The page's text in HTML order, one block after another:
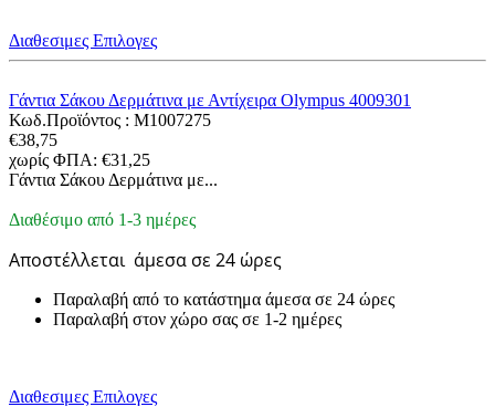
Διαθεσιμες Επιλογες
Γάντια Σάκου Δερμάτινα με Αντίχειρα Olympus 4009301
Κωδ.Προϊόντος : M1007275
€38,75
χωρίς ΦΠΑ: €31,25
Γάντια Σάκου Δερμάτινα με...
Διαθέσιμο από 1-3 ημέρες
Αποστέλλεται άμεσα σε 24 ώρες
Παραλαβή από το κατάστημα άμεσα σε 24 ώρες
Παραλαβή στον χώρο σας σε 1-2 ημέρες
Διαθεσιμες Επιλογες